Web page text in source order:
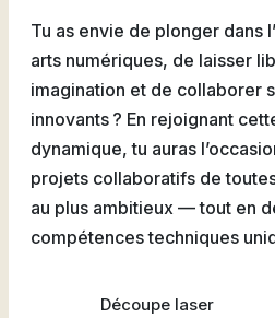
Volleyball
Natation
Badminton
Nous
joindre
Tu as envie de plonger dans
arts numériques, de laisser
imagination et de collaborer
innovants ? En rejoignant
dynamique, tu auras
projets collaboratifs de
au plus ambitieux — tout en
compétences techniques
Découpe laser